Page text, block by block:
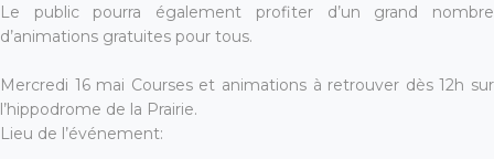
Le public pourra également profiter d’un grand nombre
d’animations gratuites pour tous.
Mercredi 16 mai Courses et animations à retrouver dès 12h sur
l’hippodrome de la Prairie.
Lieu de l’événement: